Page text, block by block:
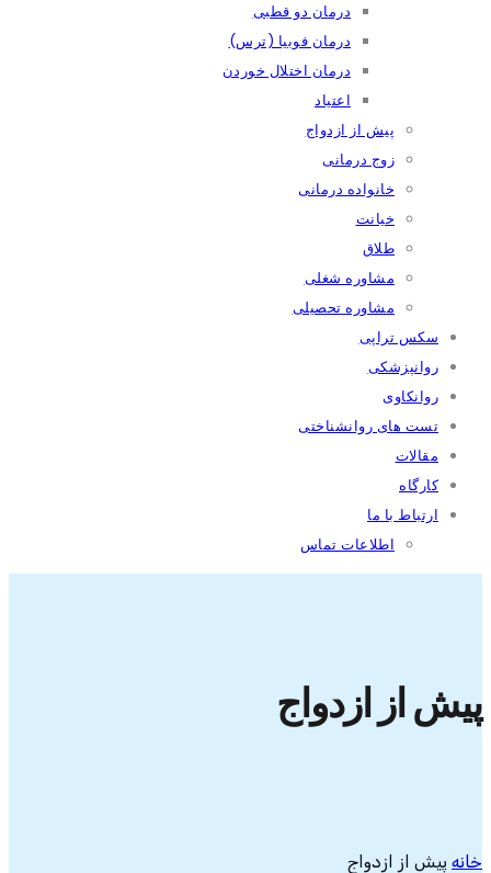
درمان دو قطبی
درمان فوبیا (ترس)
درمان اختلال خوردن
اعتیاد
پیش از ازدواج
زوج درمانی
خانواده درمانی
خیانت
طلاق
مشاوره شغلی
مشاوره تحصیلی
سکس تراپی
روانپزشکی
روانکاوی
تست های روانشناختی
مقالات
كارگاه
ارتباط با ما
اطلاعات تماس
پیش از ازدواج
خانه پیش از ازدواج